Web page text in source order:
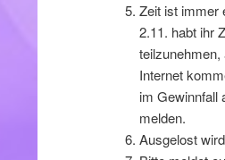
Zeit ist immer
2.11. habt ihr
Internet
im Gewinnfall
melden.
Ausgelost